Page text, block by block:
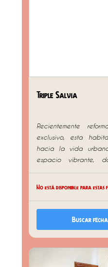
Triple Salvia
Recientemente
exclusivo, esta
hacia la vida
espacio vibrante,
confort , un baño
funcional, aire
nevera, caja fuerte
amenities de
perfecto para
No está disponible para estas
Buscar